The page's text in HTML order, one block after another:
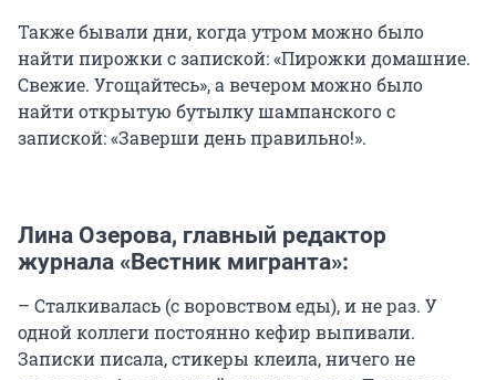
Также бывали дни, когда утром можно было
найти пирожки с запиской: «Пирожки домашние.
Свежие. Угощайтесь», а вечером можно было
найти открытую бутылку шампанского с
запиской: «Заверши день правильно!».
Лина Озерова, главный редактор
журнала «Вестник мигранта»:
– Сталкивалась (с воровством еды), и не раз. У
одной коллеги постоянно кефир выпивали.
Записки писала, стикеры клеила, ничего не